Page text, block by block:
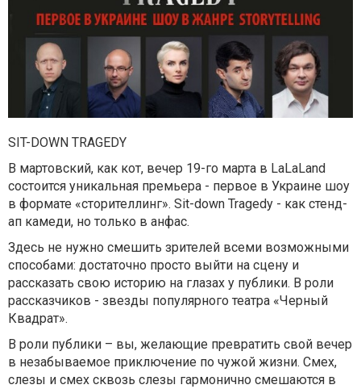
SIT-DOWN TRAGEDY
В мартовский, как кот, вечер 19-го марта в LaLaLand
состоится уникальная премьера - первое в Украине шоу
в формате «сторителлинг». Sit-down Tragedy - как стенд-
ап камеди, но только в анфас.
Здесь не нужно смешить зрителей всеми возможными
способами: достаточно просто выйти на сцену и
рассказать свою историю на глазах у публики. В роли
рассказчиков - звезды популярного театра «Черный
Квадрат».
В роли публики – вы, желающие превратить свой вечер
в незабываемое приключение по чужой жизни. Смех,
слезы и смех сквозь слезы гармонично смешаются в